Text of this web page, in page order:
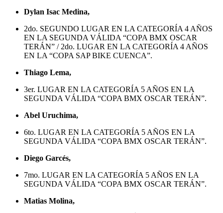
Dylan Isac Medina,
2do. SEGUNDO LUGAR EN LA CATEGORÍA 4 AÑOS
EN LA SEGUNDA VÁLIDA “COPA BMX OSCAR
TERÁN” / 2do. LUGAR EN LA CATEGORÍA 4 AÑOS
EN LA “COPA SAP BIKE CUENCA”.
Thiago Lema,
3er. LUGAR EN LA CATEGORÍA 5 AÑOS EN LA
SEGUNDA VÁLIDA “COPA BMX OSCAR TERÁN”.
Abel Uruchima,
6to. LUGAR EN LA CATEGORÍA 5 AÑOS EN LA
SEGUNDA VÁLIDA “COPA BMX OSCAR TERÁN”.
Diego Garcés,
7mo. LUGAR EN LA CATEGORÍA 5 AÑOS EN LA
SEGUNDA VÁLIDA “COPA BMX OSCAR TERÁN”.
Matias Molina,